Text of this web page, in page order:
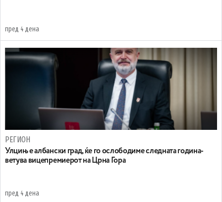
пред 4 дена
РЕГИОН
Улцињ е албански град, ќе го ослободиме следната година-
ветува вицепремиерот на Црна Гора
пред 4 дена